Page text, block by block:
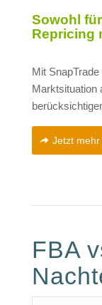
Sowohl
Repricing
Mit
Marktsituation
Jetzt
FBA